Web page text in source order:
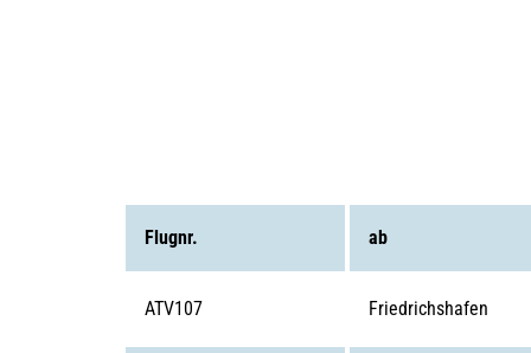
Flugnr. ab
ATV107 Friedrichshafen